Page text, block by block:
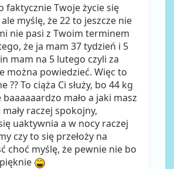
faktycznie Twoje życie się
myślę, że 22 to jeszcze nie
nie pasi z Twoim terminem
że ja mam 37 tydzień i 5
mam na 5 lutego czyli za
można powiedzieć. Więc to
?? To ciąża Ci służy, bo 44 kg
mało a jaki masz
raczej spokojny,
uaktywnia a w nocy raczej
czy to się przełoży na
choć myślę, że pewnie nie bo